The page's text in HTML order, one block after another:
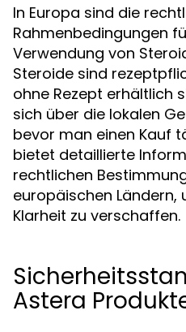
In Europa sind die
Rahmenbedingungen
Verwendung von
Steroide sind
ohne Rezept erhältlich
sich über die lokalen
bevor man einen Kauf
bietet detaillierte
rechtlichen
europäischen Ländern,
Klarheit zu verschaffen.
Astera